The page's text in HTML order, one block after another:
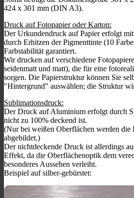
424 x 301 mm (DIN A3).
Druck auf Fotopapier oder Karton:
Der Urkundendruck auf Papier erfolgt
durch Erhitzen der Pigmenttinte (10
Farbstabilität garantiert.
Wir drucken auf verschiedene
seidenmatt und matt), die für eine
sorgen. Die Papierstruktur können Sie
"Hintergrund" auswählen; die Struktur
Sublimationsdruck:
Der Druck auf Aluminium erfolgt durch
nicht zu 100% deckend ist.
(Nur bei weißen Oberflächen werden die
abgebildet.)
Der nichtdeckende Druck ist allerdings
Effekt, da die Oberflächenoptik dem
besonderes Aussehen verleiht.
Beispiel auf silber-gebürstet: